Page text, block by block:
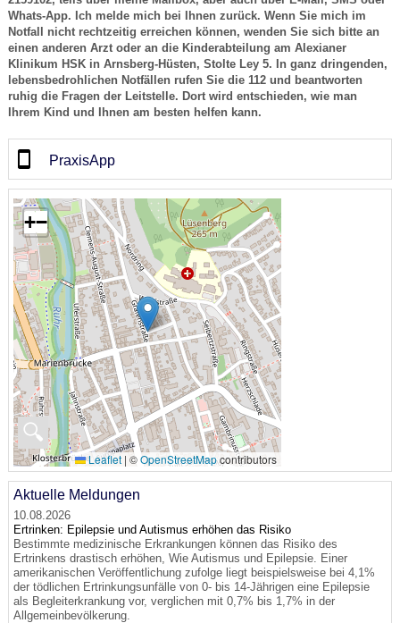
Whats-App. Ich melde mich bei Ihnen zurück. Wenn Sie mich im
Notfall nicht rechtzeitig erreichen können, wenden Sie sich bitte an
einen anderen Arzt oder an die Kinderabteilung am Alexianer
Klinikum HSK in Arnsberg-Hüsten, Stolte Ley 5. In ganz dringenden,
lebensbedrohlichen Notfällen rufen Sie die 112 und beantworten
ruhig die Fragen der Leitstelle. Dort wird entschieden, wie man
Ihrem Kind und Ihnen am besten helfen kann.
PraxisApp
🔍
+−
Leaflet | ©OpenStreetMapcontributors
Aktuelle Meldungen
10.08.2026
Ertrinken: Epilepsie und Autismus erhöhen das Risiko
Bestimmte medizinische Erkrankungen können das Risiko des
Ertrinkens drastisch erhöhen, Wie Autismus und Epilepsie. Einer
amerikanischen Veröffentlichung zufolge liegt beispielsweise bei 4,1%
der tödlichen Ertrinkungsunfälle von 0- bis 14-Jährigen eine Epilepsie
als Begleiterkrankung vor, verglichen mit 0,7% bis 1,7% in der
Allgemeinbevölkerung.